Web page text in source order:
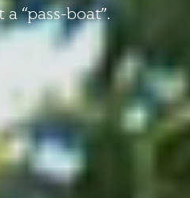
“pass-boat”.